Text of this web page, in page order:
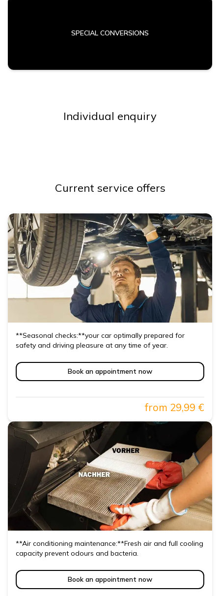
SPECIAL CONVERSIONS
Individual enquiry
Current service offers
**Seasonal checks:**your car optimally prepared for
safety and driving pleasure at any time of year.
Book an appointment now
from 29,99 €
**Air conditioning maintenance:**Fresh air and full cooling
capacity prevent odours and bacteria.
Book an appointment now